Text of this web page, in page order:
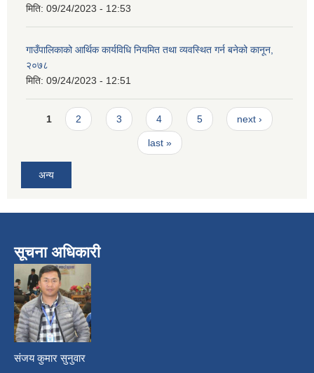
मिति: 09/24/2023 - 12:53
गाउँपालिकाको आर्थिक कार्यविधि नियमित तथा व्यवस्थित गर्न बनेको कानून,
२०७८
मिति: 09/24/2023 - 12:51
Pages
1 2 3 4 5 next ›
last »
अन्य
सूचना अधिकारी
संजय कुमार सुनुवार